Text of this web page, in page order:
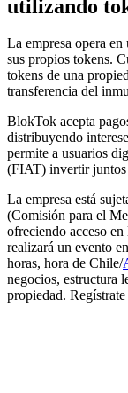
utilizando
La empresa opera
sus propios tokens.
tokens de una
transferencia del
BlokTok acepta
distribuyendo
permite a usuarios
(FIAT) invertir juntos
La empresa está
(Comisión para el
ofreciendo acceso
realizará un evento
horas, hora de Chile/
negocios, estructura
propiedad.